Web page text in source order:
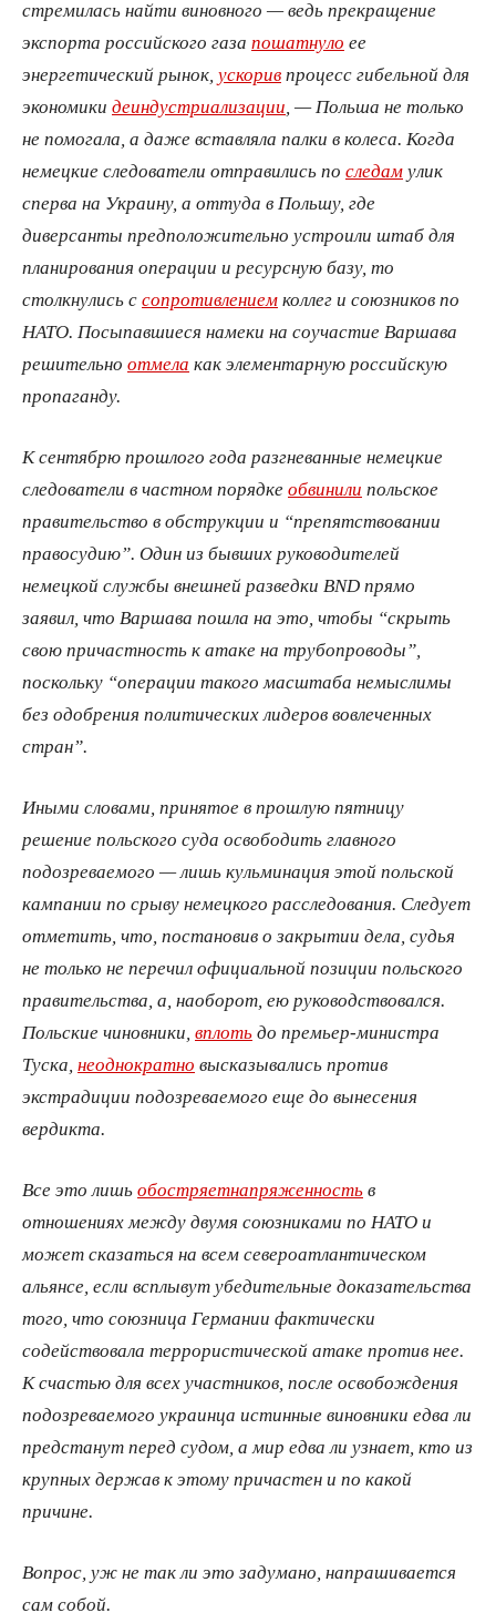
стремилась найти виновного — ведь прекращение
экспорта российского газа пошатнуло ее
энергетический рынок, ускорив процесс гибельной для
экономики деиндустриализации , — Польша не только
не помогала, а даже вставляла палки в колеса. Когда
немецкие следователи отправились по следам улик
сперва на Украину, а оттуда в Польшу, где
диверсанты предположительно устроили штаб для
планирования операции и ресурсную базу, то
столкнулись с сопротивлением коллег и союзников по
НАТО. Посыпавшиеся намеки на соучастие Варшава
решительно отмела как элементарную российскую
пропаганду.
К сентябрю прошлого года разгневанные немецкие
следователи в частном порядке обвинили польское
правительство в обструкции и “препятствовании
правосудию”. Один из бывших руководителей
немецкой службы внешней разведки BND прямо
заявил, что Варшава пошла на это, чтобы “скрыть
свою причастность к атаке на трубопроводы”,
поскольку “операции такого масштаба немыслимы
без одобрения политических лидеров вовлеченных
стран”.
Иными словами, принятое в прошлую пятницу
решение польского суда освободить главного
подозреваемого — лишь кульминация этой польской
кампании по срыву немецкого расследования. Следует
отметить, что, постановив о закрытии дела, судья
не только не перечил официальной позиции польского
правительства, а, наоборот, ею руководствовался.
Польские чиновники, вплоть до премьер-министра
Туска, неоднократно высказывались против
экстрадиции подозреваемого еще до вынесения
вердикта.
Все это лишь обостряетнапряженность в
отношениях между двумя союзниками по НАТО и
может сказаться на всем североатлантическом
альянсе, если всплывут убедительные доказательства
того, что союзница Германии фактически
содействовала террористической атаке против нее.
К счастью для всех участников, после освобождения
подозреваемого украинца истинные виновники едва ли
предстанут перед судом, а мир едва ли узнает, кто из
крупных держав к этому причастен и по какой
причине.
Вопрос, уж не так ли это задумано, напрашивается
сам собой.